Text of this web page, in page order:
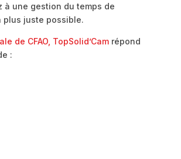
à une gestion du temps de
plus juste possible.
de CFAO, TopSolid’Camrépond
: